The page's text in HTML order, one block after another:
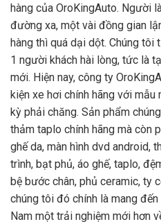
hàng của OroKingAuto. Người
đường xa, một vài đồng gian
hàng thì quá dại dột. Chúng tôi
1 người khách hài lòng, tức là
mới. Hiện nay, công ty
kiện xe hơi chính hãng với
kỳ phải chăng. Sản phẩm
thảm taplo chính hãng mà còn
ghế da, màn hình dvd android,
trình, bạt phủ, áo ghế, taplo,
bệ bước chân, phủ ceramic, ty
chúng tôi đó chính là mang
Nam một trải nghiệm mới hơn